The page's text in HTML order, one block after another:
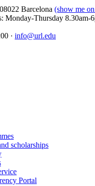
Barcelona (show me
Monday-Thursday 8.30am-
· info@url.edu
scholarships
Portal